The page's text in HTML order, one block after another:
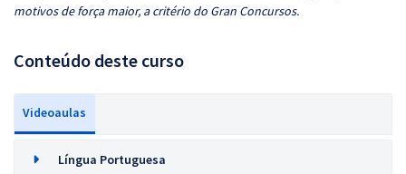
motivos de força maior, a critério do Gran Concursos.
Conteúdo deste curso
Videoaulas
Língua Portuguesa